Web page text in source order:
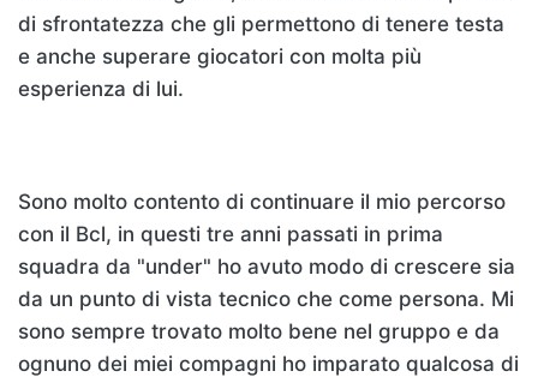
di sfrontatezza che gli permettono di tenere testa
e anche superare giocatori con molta più
esperienza di lui.
Sono molto contento di continuare il mio percorso
con il Bcl, in questi tre anni passati in prima
squadra da "under" ho avuto modo di crescere sia
da un punto di vista tecnico che come persona. Mi
sono sempre trovato molto bene nel gruppo e da
ognuno dei miei compagni ho imparato qualcosa di